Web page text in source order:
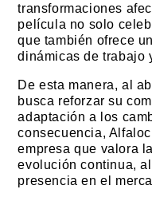
transformaciones
película no solo
que también ofrece
dinámicas de trabajo
De esta manera, al
busca reforzar su
adaptación a los
consecuencia,
empresa que valora
evolución continua,
presencia en el